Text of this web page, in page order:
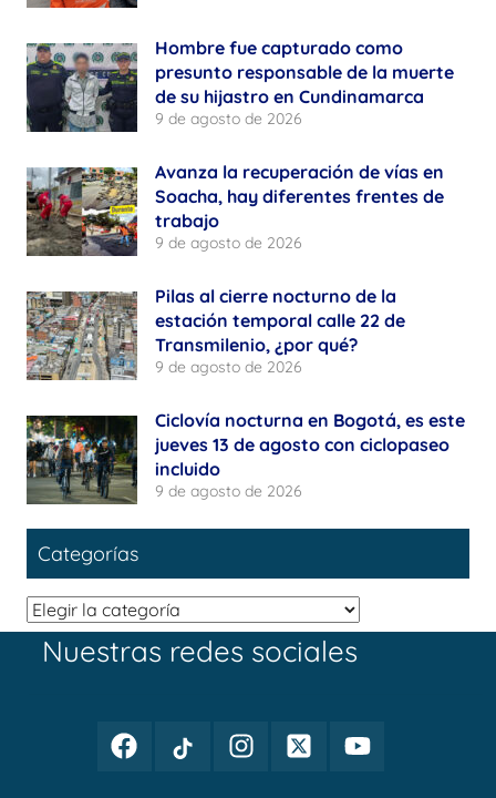
Hombre fue capturado como
presunto responsable de la muerte
de su hijastro en Cundinamarca
9 de agosto de 2026
Avanza la recuperación de vías en
Soacha, hay diferentes frentes de
trabajo
9 de agosto de 2026
Pilas al cierre nocturno de la
estación temporal calle 22 de
Transmilenio, ¿por qué?
9 de agosto de 2026
Ciclovía nocturna en Bogotá, es este
jueves 13 de agosto con ciclopaseo
incluido
9 de agosto de 2026
Categorías
Categorías
Nuestras redes sociales
FacebookTikTok
InstagramTwitterYoutube